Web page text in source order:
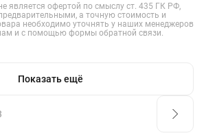
является офертой по смыслу ст. 435 ГК РФ,
а точную стоимость и
необходимо уточнять у наших менеджеров
и с помощью формы обратной связи.
Показать ещё